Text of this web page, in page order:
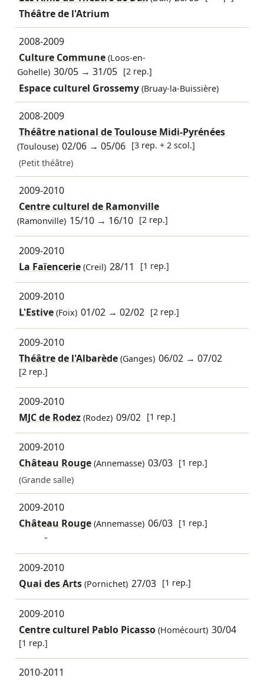
Théâtre de l'Atrium
2008-2009
Culture Commune(Loos-en-
Gohelle) 30/05 →31/05 [2 rep.]
Espace culturel Grossemy (Bruay-la-Buissière)
2008-2009
Théâtre national de Toulouse Midi-Pyrénées
(Toulouse) 02/06 →05/06 [3 rep. + 2 scol.]
(Petit théâtre)
2009-2010
Centre culturel de Ramonville
(Ramonville) 15/10 → 16/10 [2 rep.]
2009-2010
La Faïencerie(Creil) 28/11 [1 rep.]
2009-2010
L'Estive(Foix) 01/02 →02/02 [2 rep.]
2009-2010
Théâtre de l'Albarède(Ganges) 06/02 →07/02
[2 rep.]
2009-2010
MJC de Rodez(Rodez) 09/02 [1 rep.]
2009-2010
Château Rouge(Annemasse) 03/03 [1 rep.]
(Grande salle)
2009-2010
Château Rouge(Annemasse) 06/03 [1 rep.]
"
2009-2010
Quai des Arts(Pornichet) 27/03 [1 rep.]
2009-2010
Centre culturel Pablo Picasso(Homécourt) 30/04
[1 rep.]
2010-2011